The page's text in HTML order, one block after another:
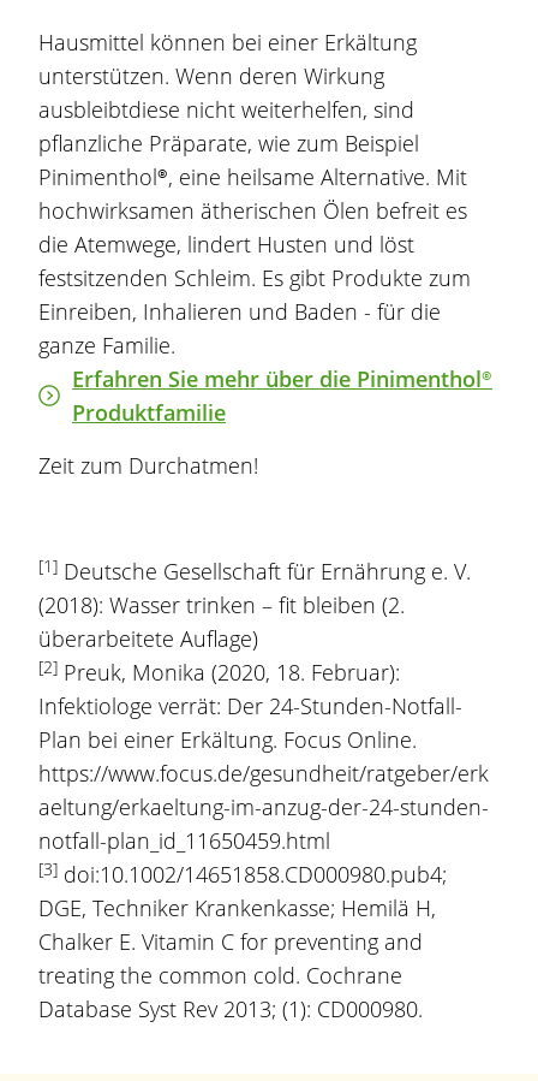
Hausmittel können bei einer Erkältung
unterstützen. Wenn deren Wirkung
ausbleibtdiese nicht weiterhelfen, sind
pflanzliche Präparate, wie zum Beispiel
Pinimenthol®, eine heilsame Alternative. Mit
hochwirksamen ätherischen Ölen befreit es
die Atemwege, lindert Husten und löst
festsitzenden Schleim. Es gibt Produkte zum
Einreiben, Inhalieren und Baden - für die
ganze Familie.
Erfahren Sie mehr über die Pinimenthol®
Produktfamilie
Zeit zum Durchatmen!
[1] Deutsche Gesellschaft für Ernährung e. V.
(2018): Wasser trinken – fit bleiben (2.
überarbeitete Auflage)
[2] Preuk, Monika (2020, 18. Februar):
Infektiologe verrät: Der 24-Stunden-Notfall-
Plan bei einer Erkältung. Focus Online.
https://www.focus.de/gesundheit/ratgeber/erk
aeltung/erkaeltung-im-anzug-der-24-stunden-
notfall-plan_id_11650459.html
[3] doi:10.1002/14651858.CD000980.pub4;
DGE, Techniker Krankenkasse; Hemilä H,
Chalker E. Vitamin C for preventing and
treating the common cold. Cochrane
Database Syst Rev 2013; (1): CD000980.